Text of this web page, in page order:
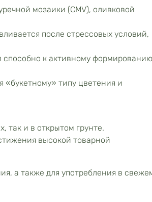
мозаики (CMV), оливковой
после стрессовых условий,
к активному формированию
«букетному» типу цветения и
так и в открытом грунте.
высокой товарной
а также для употребления в